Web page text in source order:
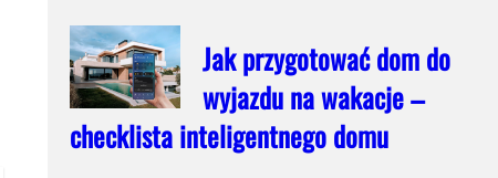
Jak przygotować dom do
wyjazdu na wakacje –
checklista inteligentnego domu